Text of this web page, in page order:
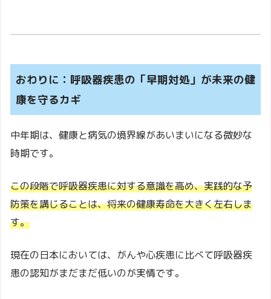
おわりに：呼吸器疾患の「早期対処」が未来の健
康を守るカギ
中年期は、健康と病気の境界線があいまいになる微妙な
時期です。
この段階で呼吸器疾患に対する意識を高め、実践的な予
防策を講じることは、将来の健康寿命を大きく左右しま
す。
現在の日本においては、がんや心疾患に比べて呼吸器疾
患の認知がまだまだ低いのが実情です。